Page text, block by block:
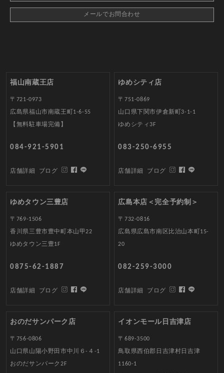
メールでお問合わせ
福山南蔵王店
〒721-0973
広島県福山市南蔵王町1-6-55
【無料駐車場完備】
084-921-5901
店舗詳細 ブログ
ゆめシティ店
〒751-0869
山口県下関市伊倉新町3-1-1
ゆめシティ3F
083-250-6955
店舗詳細 ブログ
ゆめタウン三豊店
〒769-1506
香川県三豊市豊中町本山甲22
ゆめタウン三豊1F
0875-62-1887
店舗詳細 ブログ
広島本店＜完全予約制＞
〒732-0816
広島県広島市南区比治山本町15-
20
082-259-3000
店舗詳細 ブログ
おのだサンパーク店
〒756-0806
山口県山陽小野田市中川６-４-1
おのだサンパーク2F
イオンモール日吉津店
〒689-3500
鳥取県西伯郡日吉津村日吉津
1160-1